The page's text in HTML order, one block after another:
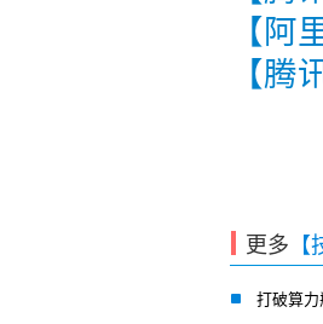
【
【
更多
打破算力瓶颈